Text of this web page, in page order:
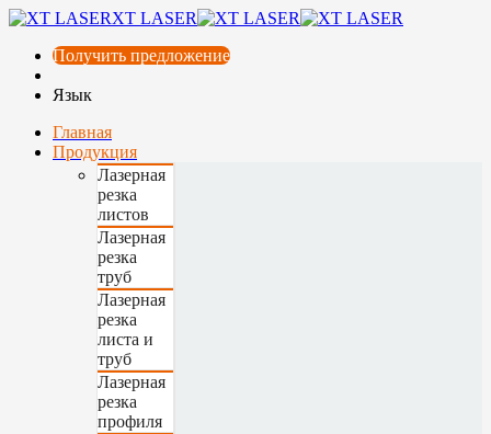
XT LASER
Получить предложение
Язык
Главная
Продукция
Лазерная
резка
листов
Лазерная
резка
труб
Лазерная
резка
листа и
труб
Лазерная
резка
профиля